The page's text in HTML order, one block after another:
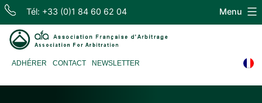
Skip
content
Tél: +33 (0)1 84 60 62 04
d'Arbitrage
ADHÉRER CONTACT NEWSLETTER
Menu